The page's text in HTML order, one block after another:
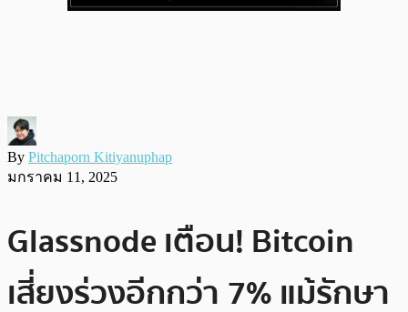
By Pitchaporn Kitiyanuphap
มกราคม 11, 2025
Glassnode เตือน! Bitcoin
เสี่ยงร่วงอีกกว่า 7% แม้รักษา